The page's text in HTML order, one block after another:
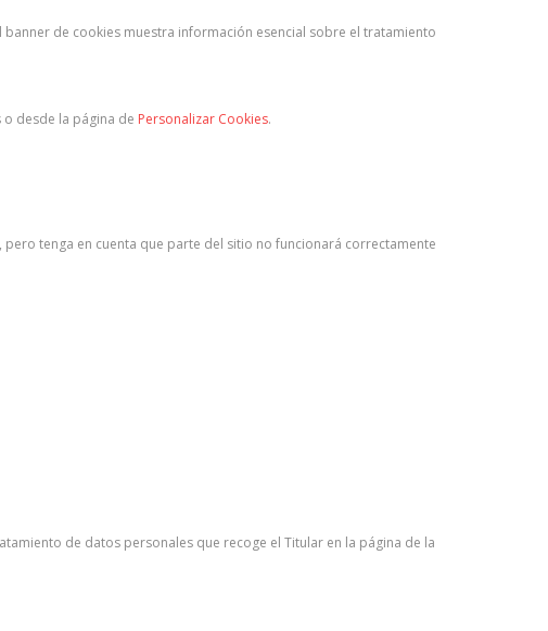
de cookies muestra información esencial sobre el tratamiento
desde la página de Personalizar Cookies.
tenga en cuenta que parte del sitio no funcionará correctamente
de datos personales que recoge el Titular en la página de la